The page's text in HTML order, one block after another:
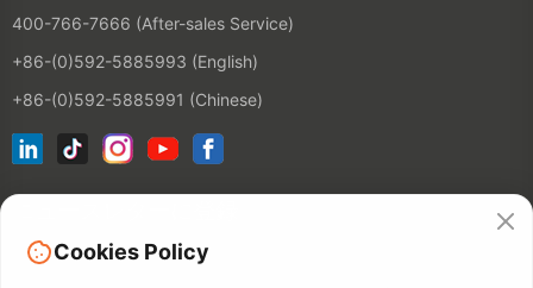
400-766-7666 (After-sales Service)
+86-(0)592-5885993 (English)
+86-(0)592-5885991 (Chinese)
Cookies Policy